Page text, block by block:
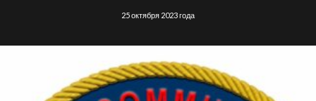
25 октября 2023 года